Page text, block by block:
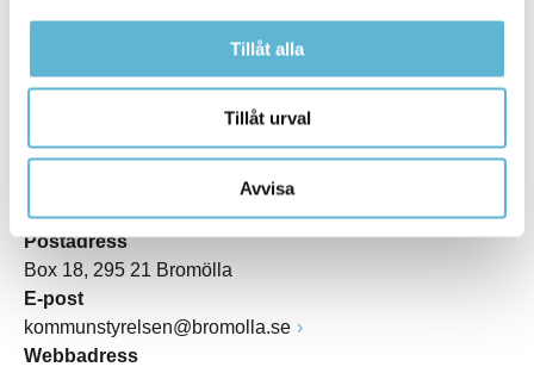
Tillåt alla
Tillåt urval
Avvisa
Kommunhuset, Storgatan 48
Postadress
Box 18, 295 21 Bromölla
E-post
kommunstyrelsen@bromolla.se
Webbadress